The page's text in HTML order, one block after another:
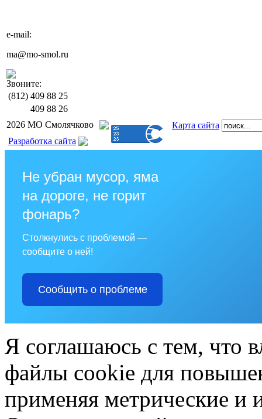
e-mail:
ma@mo-smol.ru
Звоните:
(812) 409 88 25
409 88 26
2026 МО Смолячково
Карта сайта
Разработка сайта
Не убран мусор, яма
на дороге, не горит
фонарь?
Столкнулись с проблемой —
сообщите о ней!
Сообщить о проблеме
Я соглашаюсь с тем, что
файлы cookie для
применяя метрические и